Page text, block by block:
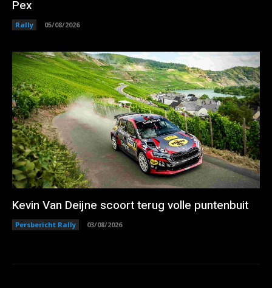
Pex
Rally 05/08/2026
Kevin Van Deijne scoort terug volle puntenbuit
Persbericht Rally 03/08/2026